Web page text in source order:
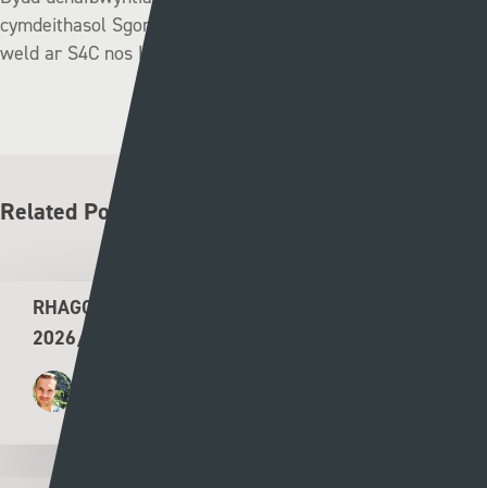
cymdeithasol Sgorio a’r gorau o gyffro’r penwythnos i’w
weld ar S4C nos Lun am 9:30.
Related Posts
RHAGOLWG PENWYTHNOS CYMRU PREMIER
2026/27